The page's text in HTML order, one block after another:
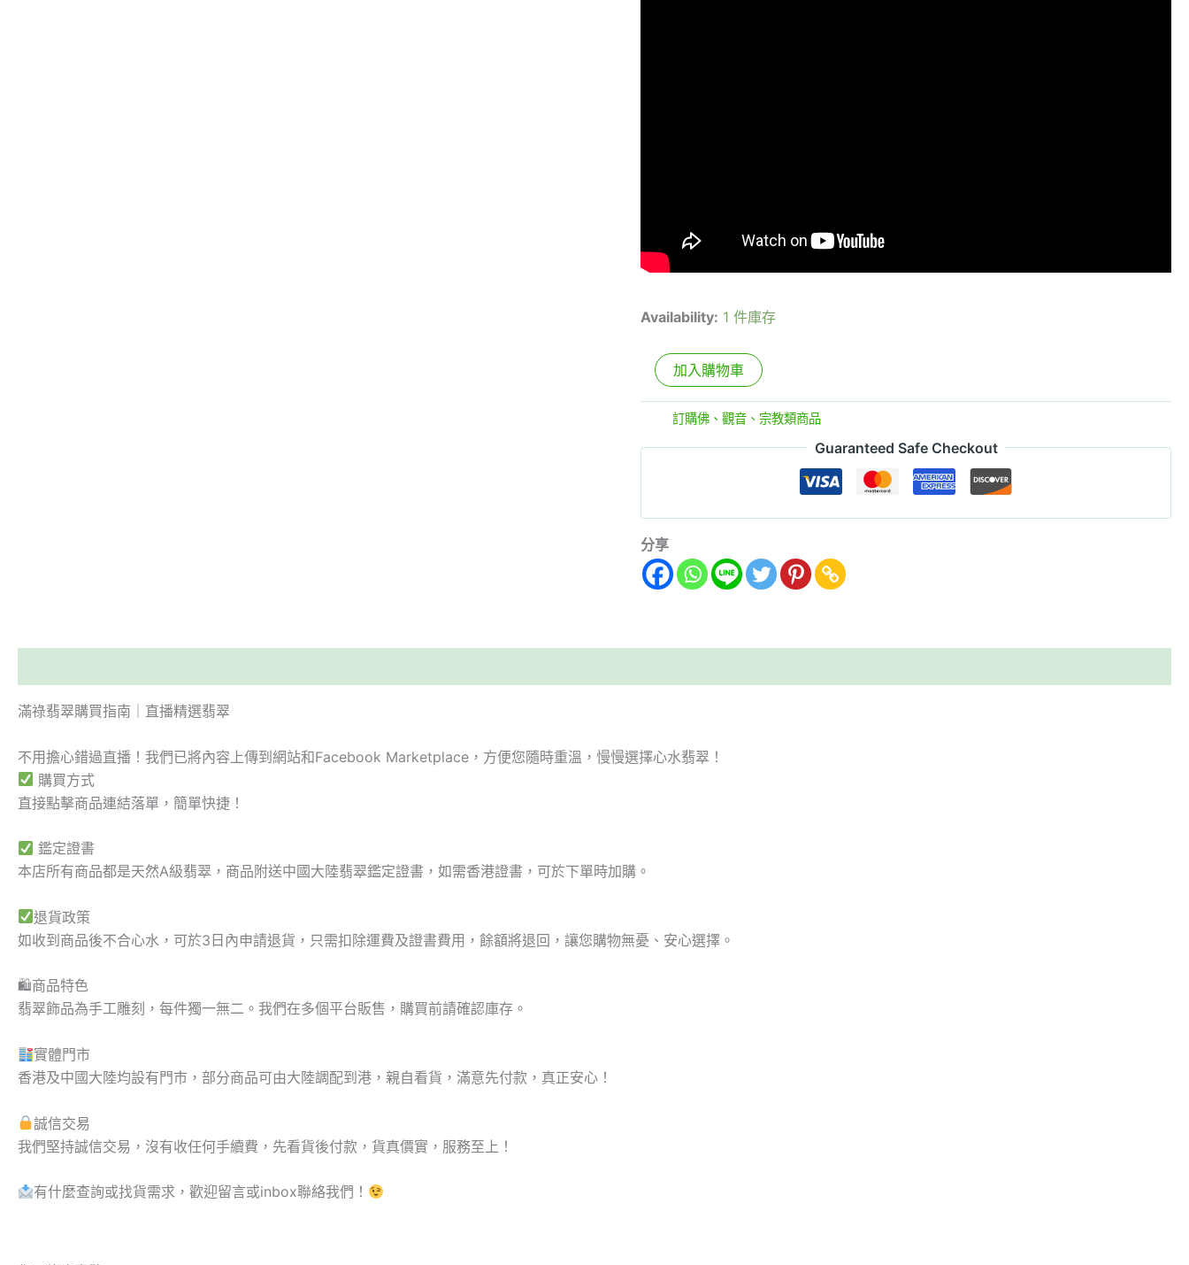
Availability: 1 件庫存
加入購物車
分類:訂購佛、觀音、宗教類商品
Guaranteed Safe Checkout
分享
滿祿翡翠購買指南｜直播精選翡翠
不用擔心錯過直播！我們已將內容上傳到網站和Facebook Marketplace，方便您隨時重溫，慢慢選擇心水翡翠！
購買方式
直接點擊商品連結落單，簡單快捷！
鑑定證書
本店所有商品都是天然A級翡翠，商品附送中國大陸翡翠鑑定證書，如需香港證書，可於下單時加購。
退貨政策
如收到商品後不合心水，可於3日內申請退貨，只需扣除運費及證書費用，餘額將退回，讓您購物無憂、安心選擇。
🛍商品特色
翡翠飾品為手工雕刻，每件獨一無二。我們在多個平台販售，購買前請確認庫存。
實體門市
香港及中國大陸均設有門市，部分商品可由大陸調配到港，親自看貨，滿意先付款，真正安心！
誠信交易
我們堅持誠信交易，沒有收任何手續費，先看貨後付款，貨真價實，服務至上！
有什麼查詢或找貨需求，歡迎留言或inbox聯絡我們！